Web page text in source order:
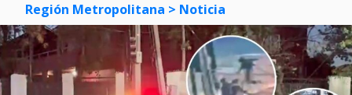
Región Metropolitana > Noticia